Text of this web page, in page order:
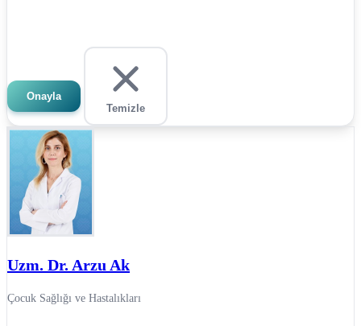
Onayla
Temizle
Uzm. Dr. Arzu Ak
Çocuk Sağlığı ve Hastalıkları